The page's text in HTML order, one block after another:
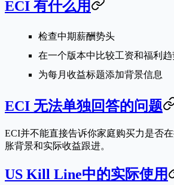
ECI 有什么用
检查中期薪酬势头
在一个版本中比较工资和福利趋
为每月收益标题添加背景信息
ECI 无法单独回答的问题
ECI并不能直接告诉你家庭购买力是否
胀背景和实际收益跟进。
US Kill Line中的实际使用